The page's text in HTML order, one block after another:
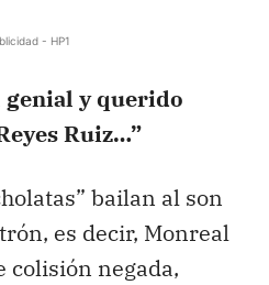
- HP1
y querido
Ruiz…”
bailan al son
es decir, Monreal
colisión negada,